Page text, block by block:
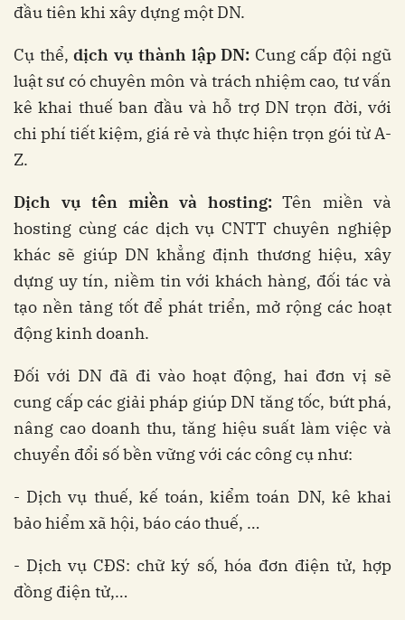
đầu tiên khi xây dựng một DN.
Cụ thể, dịch vụ thành lập DN: Cung cấp đội ngũ
luật sư có chuyên môn và trách nhiệm cao, tư vấn
kê khai thuế ban đầu và hỗ trợ DN trọn đời, với
chi phí tiết kiệm, giá rẻ và thực hiện trọn gói từ A-
Z.
Dịch vụ tên miền và hosting:Tên miền và
hosting cùng các dịch vụ CNTT chuyên nghiệp
khác sẽ giúp DN khẳng định thương hiệu, xây
dựng uy tín, niềm tin với khách hàng, đối tác và
tạo nền tảng tốt để phát triển, mở rộng các hoạt
động kinh doanh.
Đối với DN đã đi vào hoạt động, hai đơn vị sẽ
cung cấp các giải pháp giúp DN tăng tốc, bứt phá,
nâng cao doanh thu, tăng hiệu suất làm việc và
chuyển đổi số bền vững với các công cụ như:
- Dịch vụ thuế, kế toán, kiểm toán DN, kê khai
bảo hiểm xã hội, báo cáo thuế, …
- Dịch vụ CĐS: chữ ký số, hóa đơn điện tử, hợp
đồng điện tử,…